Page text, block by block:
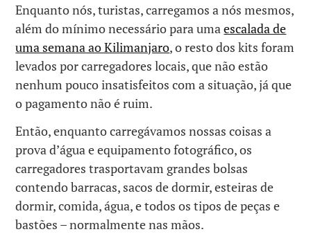
Enquanto nós, turistas, carregamos a nós mesmos,
além do mínimo necessário para umaescalada de
uma semana ao Kilimanjaro, o resto dos kits foram
levados por carregadores locais, que não estão
nenhum pouco insatisfeitos com a situação, já que
o pagamento não é ruim.
Então, enquanto carregávamos nossas coisas a
prova d’água e equipamento fotográfico, os
carregadores trasportavam grandes bolsas
contendo barracas, sacos de dormir, esteiras de
dormir, comida, água, e todos os tipos de peças e
bastões – normalmente nas mãos.